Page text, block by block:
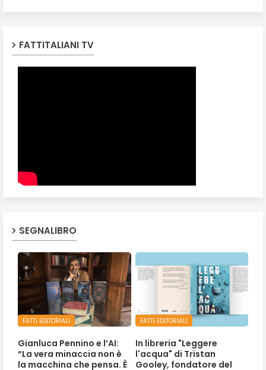
FATTITALIANI TV
SEGNALIBRO
FATTI EDITORIALI
Gianluca Pennino e l’AI:
“La vera minaccia non è
la macchina che pensa. È
FATTI EDITORIALI
In libreria "Leggere
l'acqua" di Tristan
Gooley, fondatore del